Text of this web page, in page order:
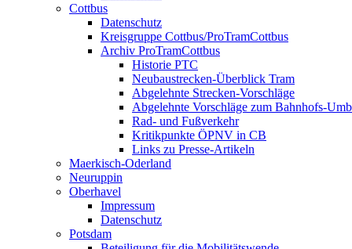
Cottbus
Datenschutz
Kreisgruppe Cottbus/ProTramCottbus
Archiv ProTramCottbus
Historie PTC
Neubaustrecken-Überblick Tram
Abgelehnte Strecken-Vorschläge
Abgelehnte Vorschläge zum Bahnhofs-
Rad- und Fußverkehr
Kritikpunkte ÖPNV in CB
Links zu Presse-Artikeln
Maerkisch-Oderland
Neuruppin
Oberhavel
Impressum
Datenschutz
Potsdam